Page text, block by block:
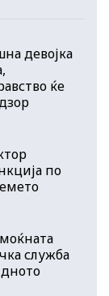
девојка
ќе
по
служба